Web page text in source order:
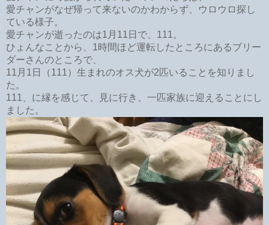
愛チャンがなぜ帰って来ないのかわからず、ウロウロ探し
ている様子。
愛チャンが逝ったのは1月11日で、111。
ひょんなことから、1時間ほど運転したところにあるブリー
ダーさんのところで、
11月1日（111）生まれのオス犬が2匹いることを知りまし
た。
111、に縁を感じて、見に行き、一匹家族に迎えることにし
ました。